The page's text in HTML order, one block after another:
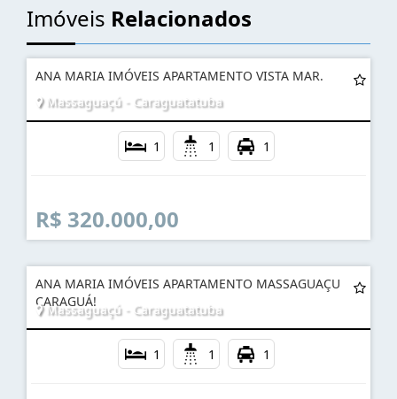
Imóveis Relacionados
ANA MARIA IMÓVEIS APARTAMENTO VISTA MAR.
Massaguaçú - Caraguatatuba
1 1 1
R$ 320.000,00
ANA MARIA IMÓVEIS APARTAMENTO MASSAGUAÇU
CARAGUÁ!
Massaguaçú - Caraguatatuba
1 1 1